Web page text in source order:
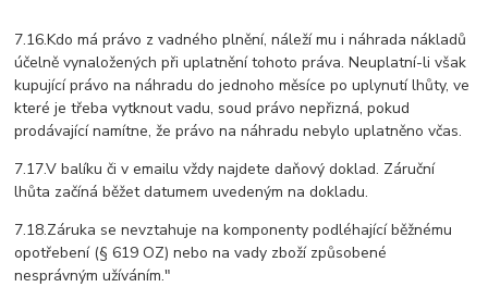
7.16.Kdo má právo z vadného plnění, náleží mu i náhrada nákladů
účelně vynaložených při uplatnění tohoto práva. Neuplatní-li však
kupující právo na náhradu do jednoho měsíce po uplynutí lhůty, ve
které je třeba vytknout vadu, soud právo nepřizná, pokud
prodávající namítne, že právo na náhradu nebylo uplatněno včas.
7.17.V balíku či v emailu vždy najdete daňový doklad. Záruční
lhůta začíná běžet datumem uvedeným na dokladu.
7.18.Záruka se nevztahuje na komponenty podléhající běžnému
opotřebení (§ 619 OZ) nebo na vady zboží způsobené
nesprávným užíváním."